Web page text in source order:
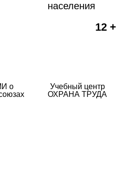
населения
12 +
о
Учебный центр
ОХРАНА ТРУДА